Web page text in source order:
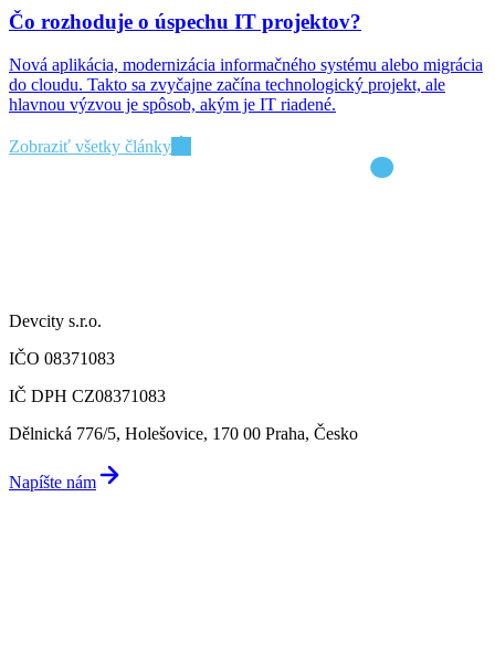
Čo rozhoduje o úspechu IT projektov?
Nová aplikácia, modernizácia informačného systému alebo migrácia
do cloudu. Takto sa zvyčajne začína technologický projekt, ale
hlavnou výzvou je spôsob, akým je IT riadené.
Zobraziť všetky články
Devcity s.r.o.
IČO 08371083
IČ DPH CZ08371083
Dělnická 776/5, Holešovice, 170 00 Praha, Česko
Napíšte nám